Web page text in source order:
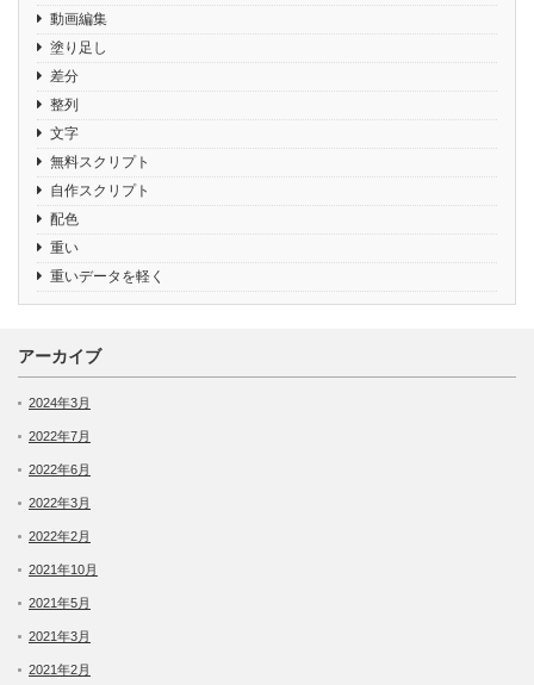
動画編集
塗り足し
差分
整列
文字
無料スクリプト
自作スクリプト
配色
重い
重いデータを軽く
アーカイブ
2024年3月
2022年7月
2022年6月
2022年3月
2022年2月
2021年10月
2021年5月
2021年3月
2021年2月